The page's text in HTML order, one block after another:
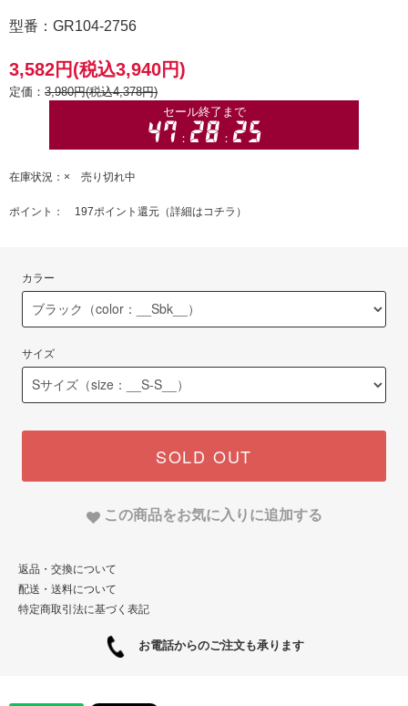
型番：GR104-2756
3,582円(税込3,940円)
定価： 3,980円(税込4,378円)
在庫状況：× 売り切れ中
ポイント： 197ポイント還元（詳細はコチラ ）
カラー
サイズ
SOLD OUT
この商品をお気に入りに追加する
返品・交換について
配送・送料について
特定商取引法に基づく表記
お電話からのご注文も承ります